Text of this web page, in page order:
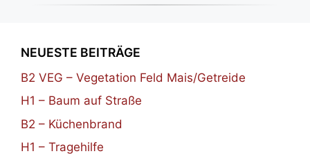
NEUESTE BEITRÄGE
B2 VEG – Vegetation Feld Mais/Getreide
H1 – Baum auf Straße
B2 – Küchenbrand
H1 – Tragehilfe